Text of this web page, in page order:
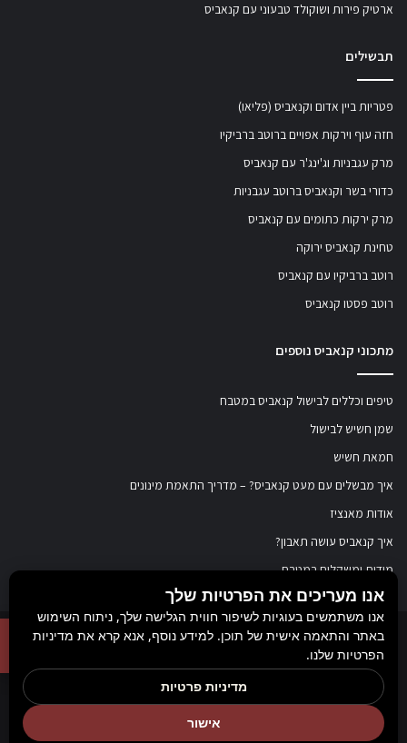
ארטיק פירות ושוקולד טבעוני עם קנאביס
תבשילים
פטריות ביין אדום וקנאביס (פליאו)
חזה עוף וירקות אפויים ברוטב ברביקיו
מרק עגבניות וג'ינג'ר עם קנאביס
כדורי בשר וקנאביס ברוטב עגבניות
מרק ירקות כתומים עם קנאביס
טחינת קנאביס ירוקה
רוטב ברביקיו עם קנאביס
רוטב פסטו קנאביס
מתכוני קנאביס נוספים
טיפים וכללים לבישול קנאביס במטבח
שמן חשיש לבישול
חמאת חשיש
איך מבשלים עם מעט קנאביס? – מדריך התאמת מינונים
אודות מאנציז
איך קנאביס עושה תאבון?
מידות ומשקלים במטבח
© כל הזכויות שמורות למאנציז
, 2017-2026. אין במידע באתר זה תחליף להוועצות עם
רופא או רוקח בטרם רכישת תכשיר והתחלת הטיפול בו. יש לעיין בעלון לצרכן לפני
השימוש בתכשיר. מומלץ להתייעץ עם הרוקח בכל הנוגע למטרות ואופן השימוש,
תופעות לוואי, אינטראקציה עם תכשירים אחרים.
אנו מעריכים את הפרטיות שלך
אנו משתמשים בעוגיות לשיפור חווית הגלישה שלך, ניתוח השימוש
באתר והתאמה אישית של תוכן. למידע נוסף, אנא קרא את מדיניות
הפרטיות שלנו.
אישור
מדיניות פרטיות